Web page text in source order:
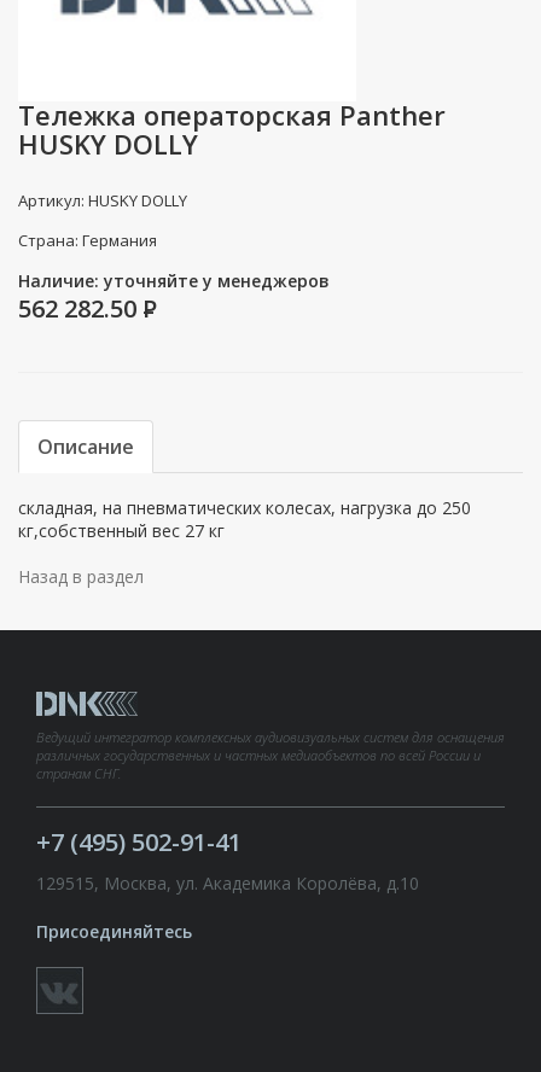
Тележка операторская Panther
HUSKY DOLLY
Артикул: HUSKY DOLLY
Страна: Германия
Наличие: уточняйте у менеджеров
562 282.50 P
Описание
складная, на пневматических колесах, нагрузка до 250
кг,собственный вес 27 кг
Назад в раздел
Ведущий интегратор комплексных аудиовизуальных систем для оснащения
различных государственных и частных медиаобъектов по всей России и
странам СНГ.
+7 (495) 502-91-41
129515, Москва, ул. Академика Королёва, д.10
Присоединяйтесь